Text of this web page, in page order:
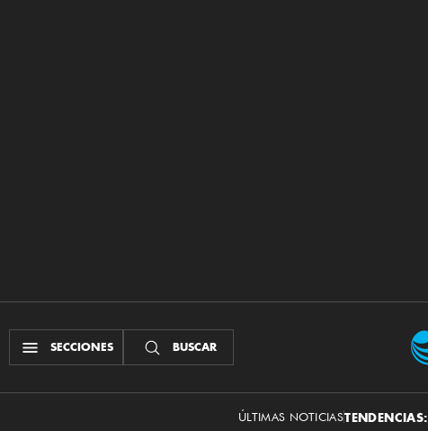
SECCIONES BUSCAR
ÚLTIMAS NOTICIASTENDENCIAS: